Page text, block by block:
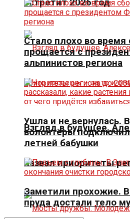
встретит 2026 год
Взгляд в будущее.
назвал приоритеты
Стало плохо во время
прощается с
альпинистов региона
Ушла и не вернулась.
волонтёры
летней бабушки
Заметили прохожие. В
пруда достали тело